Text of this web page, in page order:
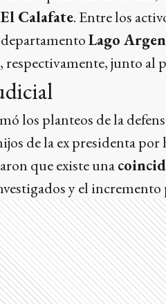
El Calafate. Entre los
Lago
respectivamente, junto al
los planteos de la
de la ex presidenta por
que existe una
y el